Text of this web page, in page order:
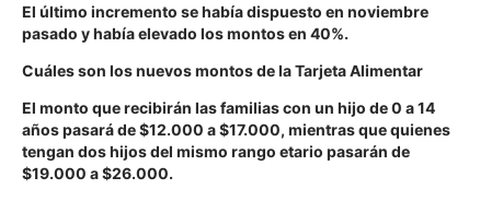
El último incremento se había dispuesto en noviembre
pasado y había elevado los montos en 40%.
Cuáles son los nuevos montos de la Tarjeta Alimentar
El monto que recibirán las familias con un hijo de 0 a 14
años pasará de $12.000 a $17.000, mientras que quienes
tengan dos hijos del mismo rango etario pasarán de
$19.000 a $26.000.